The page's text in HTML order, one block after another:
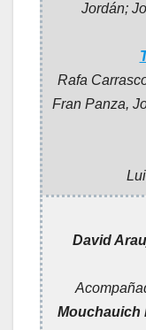
Jordán;
Rafa
Fran Panza,
David
Mouchauich